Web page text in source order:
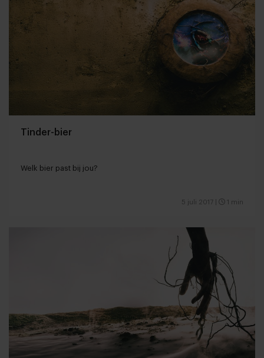
Tinder-bier
Welk bier past bij jou?
5 juli 2017 1 min